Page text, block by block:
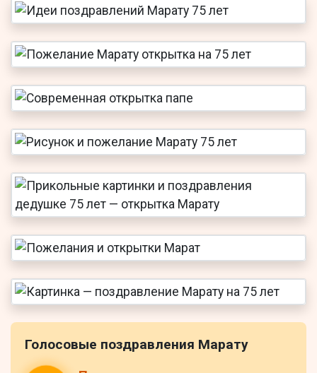
Голосовые поздравления Марату